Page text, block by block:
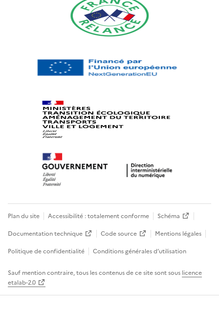
Plan du site Accessibilité : totalement conforme
Schéma
Documentation technique
Code source
Mentions légales
Politique de confidentialité
Conditions générales d’utilisation
Sauf mention contraire, tous les contenus de ce site sont sous licence
etalab-2.0